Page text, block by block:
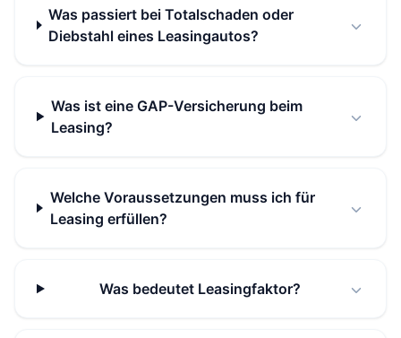
Was passiert bei Totalschaden oder
Diebstahl eines Leasingautos?
Was ist eine GAP-Versicherung beim
Leasing?
Welche Voraussetzungen muss ich für
Leasing erfüllen?
Was bedeutet Leasingfaktor?